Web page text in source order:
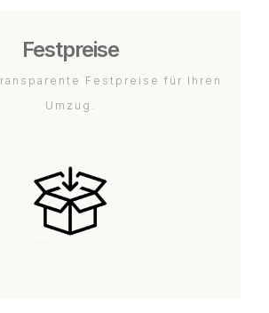
Festpreise
Festpreise für Ihren
Umzug.